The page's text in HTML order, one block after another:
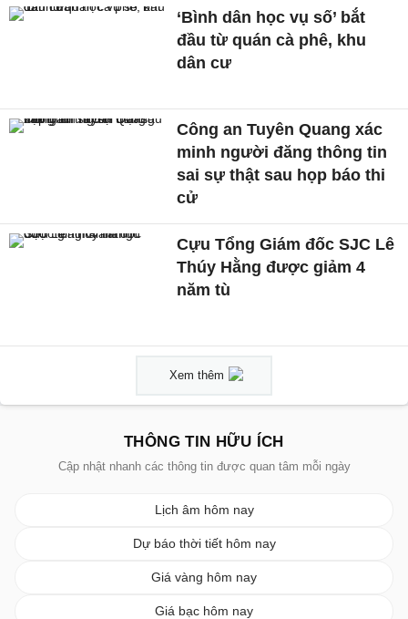
‘Bình dân học vụ số’ bắt
đầu từ quán cà phê, khu
dân cư
Công an Tuyên Quang xác
minh người đăng thông tin
sai sự thật sau họp báo thi
cử
Cựu Tổng Giám đốc SJC Lê
Thúy Hằng được giảm 4
năm tù
Xem thêm
THÔNG TIN HỮU ÍCH
Cập nhật nhanh các thông tin được quan tâm mỗi ngày
Lịch âm hôm nay
Dự báo thời tiết hôm nay
Giá vàng hôm nay
Giá bạc hôm nay